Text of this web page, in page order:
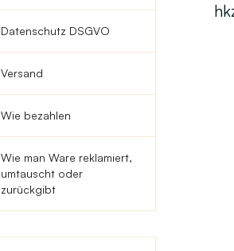
Datenschutz DSGVO
Versand
Wie bezahlen
Wie man Ware reklamiert,
umtauscht oder
zurückgibt